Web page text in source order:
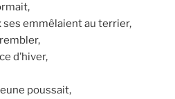
emmêlaient au terrier,
d’hiver,
poussait,